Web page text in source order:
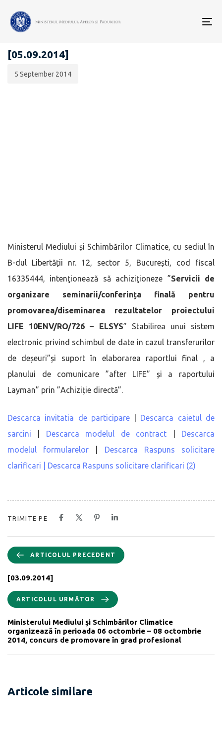
ANUNȚURI - ACHIZIȚII PUBLICE
[05.09.2014]
publicării:
5 September 2014
Ministerul Mediului și Schimbărilor Climatice, cu sediul în
B-dul Libertății nr. 12, sector 5, București, cod fiscal
16335444, intenţionează să achiziţioneze ”Servicii de
organizare seminarii/conferința finală pentru
promovarea/diseminarea rezultatelor proiectului
LIFE 10ENV/RO/726 – ELSYS” Stabilirea unui sistem
electronic privind schimbul de date in cazul transferurilor
de deșeuri”și suport în elaborarea raportlui final , a
planului de comunicare ”after LIFE” și a raportului
Layman” prin ”Achiziție directă”.
Descarca invitatia de participare| Descarca caietul de
sarcini
Descarca modelul de contract
Descarca
modelul formularelor
Descarca Raspuns solicitare
clarificari | Descarca Raspuns solicitare clarificari (2)
TRIMITE PE
ARTICOLUL PRECEDENT
[03.09.2014]
ARTICOLUL URMĂTOR
Ministerului Mediului şi Schimbărilor Climatice
organizează în perioada 06 octombrie – 08 octombrie
2014, concurs de promovare în grad profesional
Articole similare